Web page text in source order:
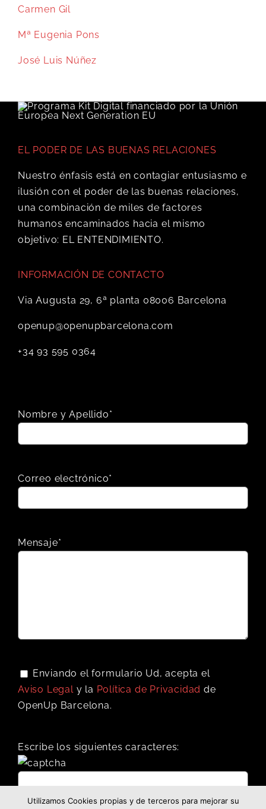
Carmen Gil
Mª Eugenia Pons
José Luis Núñez
EL PODER DE LAS BUENAS RELACIONES
Nuestro énfasis está en contagiar entusiasmo e
ilusión con el poder de las buenas relaciones,
una combinación de miles de factores
humanos encaminados hacia el mismo
objetivo: EL ENTENDIMIENTO.
INFORMACIÓN DE CONTACTO
Via Augusta 29, 6ª planta 08006 Barcelona
openup@openupbarcelona.com
+34 93 595 0364
Nombre y Apellido*
Correo electrónico*
Mensaje*
Enviando el formulario Ud, acepta el
Aviso Legaly la Política de Privacidad de
OpenUp Barcelona.
Escribe los siguientes caracteres:
Utilizamos Cookies propias y de terceros para mejorar su